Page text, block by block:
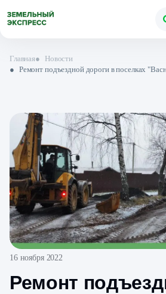
Главная●
Новости
● Ремонт подъездной дороги в поселках
16 ноября 2022
Ремонт